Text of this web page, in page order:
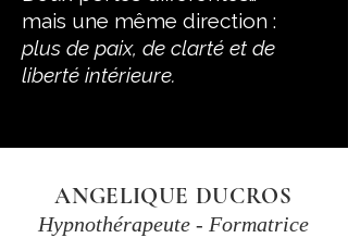
mais une même direction :
plus de paix, de clarté et de
liberté intérieure.
ANGELIQUE DUCROS
Hypnothérapeute - Formatrice